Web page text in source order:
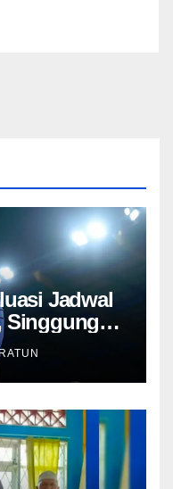
Jadwal
Singgung
72